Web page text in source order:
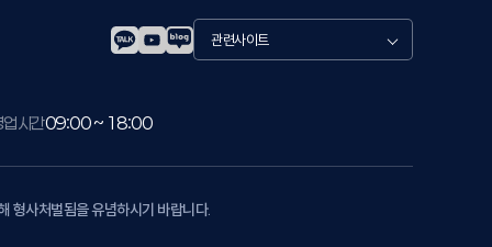
관
련
업시간09:00 ~ 18:00
형사처벌됨을 유념하시기 바랍니다.